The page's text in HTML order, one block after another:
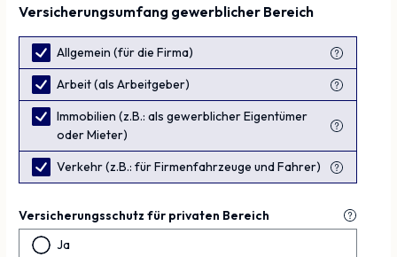
Versicherungsumfang gewerblicher Bereich
Allgemein (für die Firma)
Arbeit (als Arbeitgeber)
Immobilien (z.B.: als gewerblicher Eigentümer
oder Mieter)
Verkehr (z.B.: für Firmenfahrzeuge und Fahrer)
Versicherungsschutz für privaten Bereich
Ja